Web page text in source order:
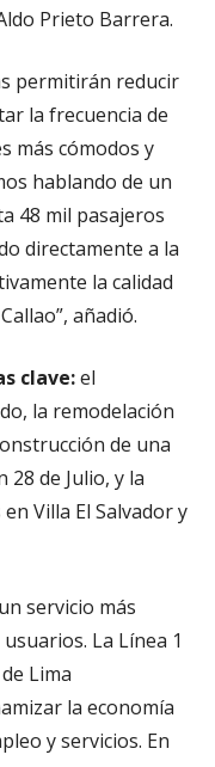
Prieto Barrera.
permitirán reducir
la frecuencia de
más cómodos y
hablando de un
48 mil pasajeros
directamente a la
la calidad
añadió.
clave:el
la remodelación
de una
de Julio, y la
Villa El Salvador y
servicio más
La Línea 1
Lima
la economía
y servicios. En